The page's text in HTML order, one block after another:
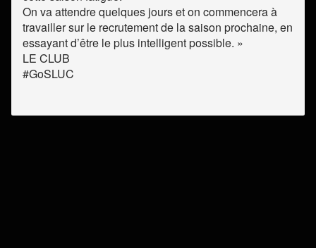
On va attendre quelques jours et on commencera à
travailler sur le recrutement de la saison prochaine, en
essayant d’être le plus intelligent possible. »
LE CLUB
#GoSLUC